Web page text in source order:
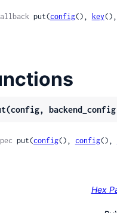
put(config(), key(),
put(config(), config(),
Hex